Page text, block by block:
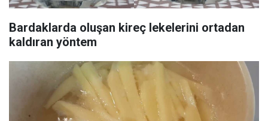
Bardaklarda oluşan kireç lekelerini ortadan
kaldıran yöntem